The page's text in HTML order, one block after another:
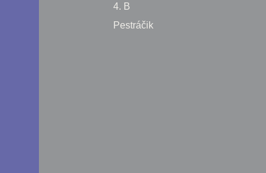
4. B
Pestráčik